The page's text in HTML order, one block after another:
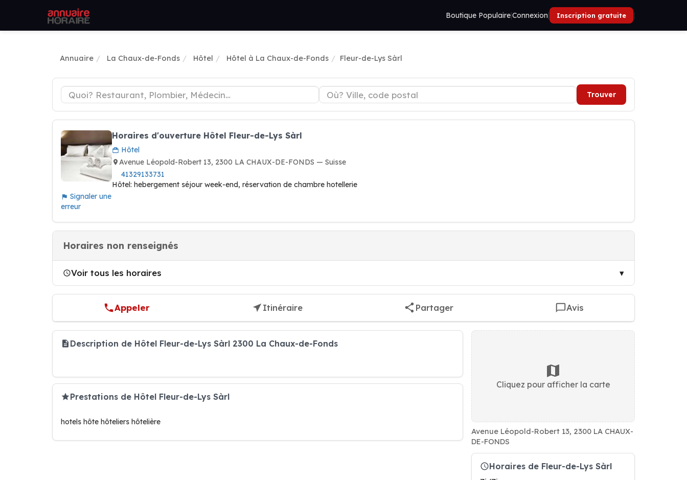
Boutique Populaire|Connexion| Inscription gratuite |
Annuaire La Chaux-de-Fonds Hôtel Hôtel à La Chaux-de-Fonds Fleur-de-Lys Sàrl
Trouver
Signaler une
erreur
Horaires d'ouverture Hôtel Fleur-de-Lys Sàrl
Hôtel
Avenue Léopold-Robert 13, 2300 LA CHAUX-DE-FONDS — Suisse
41329133731
Hôtel: hebergement séjour week-end, réservation de chambre hotellerie
Horaires non renseignés
Voir tous les horaires
Appeler Itinéraire Partager Avis
Description de Hôtel Fleur-de-Lys Sàrl 2300 La Chaux-de-Fonds
Prestations de Hôtel Fleur-de-Lys Sàrl
hotels hôte hôteliers hôtelière
Cliquez pour afficher la carte
Avenue Léopold-Robert 13, 2300 LA CHAUX-
DE-FONDS
Horaires de Fleur-de-Lys Sàrl